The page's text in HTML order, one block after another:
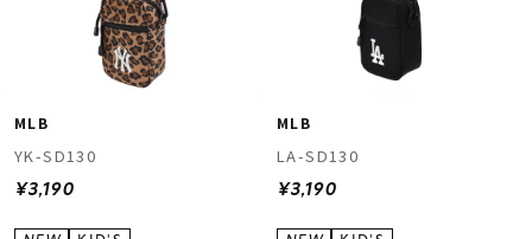
MLB
YK-SD130
¥3,190
MLB
LA-SD130
¥3,190